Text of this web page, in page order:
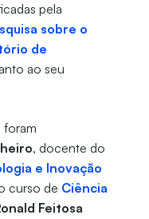
pela
sobre o
de
ao seu
foram
, docente do
e Inovação
curso de Ciência
Feitosa